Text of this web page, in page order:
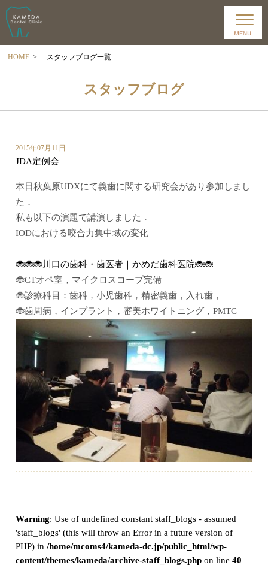
HOME > スタッフブログ一覧
スタッフブログ
2015年07月11日
JDA定例会
本日秋葉原UDXにて義歯に関する研究会があり参加しまし
た．
私も以下の演題で講演しました．
IODにおける咬合力集中域の変化
🐞🐞🐞川口の歯科・歯医者｜かめだ歯科医院🐞🐞
🐞CTオペ室，マイクロスコープ完備
🐞診療科目：歯科，小児歯科，精密義歯，入れ歯，
🐞歯周病，インプラント，審美ホワイトニング，PMTC
Warning: Use of undefined constant staff_blogs - assumed
'staff_blogs' (this will throw an Error in a future version of
PHP) in/home/mcoms4/kameda-dc.jp/public_html/wp-
content/themes/kameda/archive-staff_blogs.php on line40